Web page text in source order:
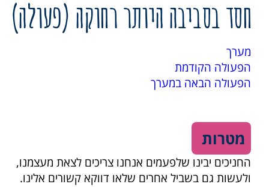
חסד בסביבה היותר רחוקה (פעולה)
מערך
הפעולה הקודמת
הפעולה הבאה במערך
מטרות
החניכים יבינו שלפעמים אנחנו צריכים לצאת מעצמנו,
ולעשות גם בשביל אחרים שלאו דווקא קשורים אלינו.